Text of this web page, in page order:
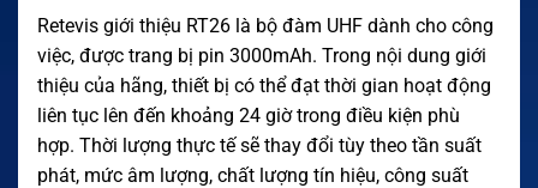
Retevis giới thiệu RT26 là bộ đàm UHF dành cho công
việc, được trang bị pin 3000mAh. Trong nội dung giới
thiệu của hãng, thiết bị có thể đạt thời gian hoạt động
liên tục lên đến khoảng 24 giờ trong điều kiện phù
hợp. Thời lượng thực tế sẽ thay đổi tùy theo tần suất
phát, mức âm lượng, chất lượng tín hiệu, công suất